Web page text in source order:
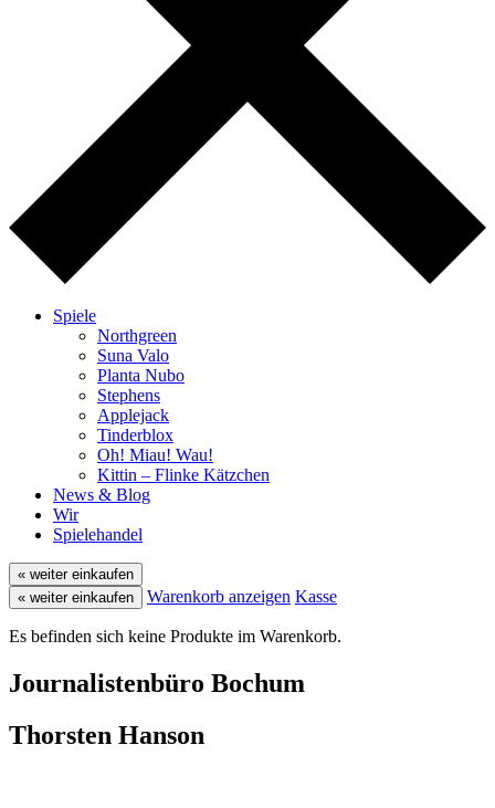
Spiele
Northgreen
Suna Valo
Planta Nubo
Stephens
Applejack
Tinderblox
Oh! Miau! Wau!
Kittin – Flinke Kätzchen
News & Blog
Wir
Spielehandel
« weiter einkaufen
« weiter einkaufen
Warenkorb anzeigen Kasse
Es befinden sich keine Produkte im Warenkorb.
Journalistenbüro Bochum
Thorsten Hanson